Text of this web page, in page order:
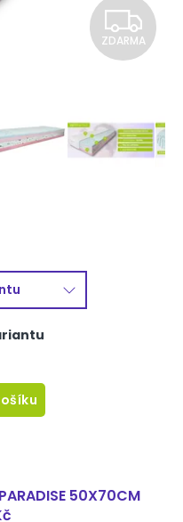
Z
D
R
M
ZDARMA
50X70CM